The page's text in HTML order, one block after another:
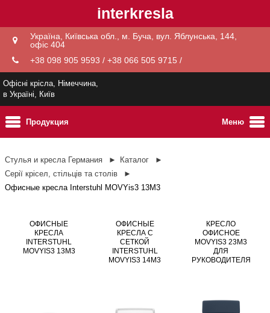
interkresla
Україна, Київська обл., м. Буча, вул. Яблунська, 144,
офіс 404
+38 098 905 9593 / +38 066 505 9715 /
Офісні крісла, Німеччина,
в Україні, Київ
Меню
Продукция
Стулья и кресла Германия
Каталог
Серії крісел, стільців та столів
Офисные кресла Interstuhl MOVYis3 13M3
ОФИСНЫЕ
КРЕСЛА
INTERSTUHL
MOVYIS3 13M3
ОФИСНЫЕ
КРЕСЛА С
СЕТКОЙ
INTERSTUHL
MOVYIS3 14M3
КРЕСЛО
ОФИСНОЕ
MOVYIS3 23M3
ДЛЯ
РУКОВОДИТЕЛЯ